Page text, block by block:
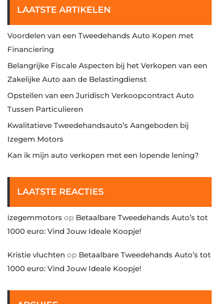
LAATSTE ARTIKELEN
Voordelen van een Tweedehands Auto Kopen met
Financiering
Belangrijke Fiscale Aspecten bij het Verkopen van een
Zakelijke Auto aan de Belastingdienst
Opstellen van een Juridisch Verkoopcontract Auto
Tussen Particulieren
Kwalitatieve Tweedehandsauto’s Aangeboden bij
Izegem Motors
Kan ik mijn auto verkopen met een lopende lening?
LAATSTE REACTIES
izegemmotors op Betaalbare Tweedehands Auto’s tot
1000 euro: Vind Jouw Ideale Koopje!
Kristie vluchten op Betaalbare Tweedehands Auto’s tot
1000 euro: Vind Jouw Ideale Koopje!